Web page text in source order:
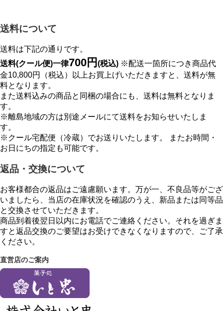
送料について
送料は下記の通りです。
送料(クール便)一律700円 (税込) ※配送一箇所につき商品代
金10,800円（税込）以上お買上げいただきますと、送料が無
料となります。
また送料込みの商品と同梱の場合にも、送料は無料となりま
す。
※離島地域の方は別途メールにて送料をお知らせいたしま
す。
※クール宅配便（冷蔵）でお送りいたします。 またお時間・
お日にちの指定も可能です。
返品・交換について
お客様都合の返品はご遠慮願います。万が一、不良品等がござ
いましたら、当店の在庫状況を確認のうえ、新品または同等品
と交換させていただきます。
商品到着後翌日以内にお電話でご連絡ください。それを過ぎま
すと返品交換のご要望はお受けできなくなりますので、ご了承
ください。
直営店のご案内